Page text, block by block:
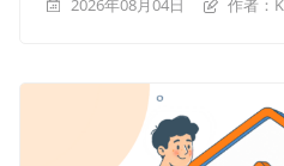
2026年08月04日 作者：